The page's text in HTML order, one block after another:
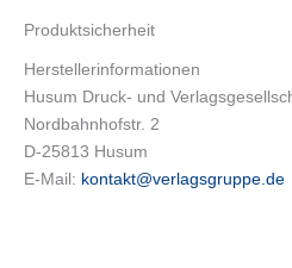
Produktsicherheit
Herstellerinformationen
Husum Druck- und
Nordbahnhofstr. 2
D-25813 Husum
E-Mail: kontakt@verlagsgruppe.de